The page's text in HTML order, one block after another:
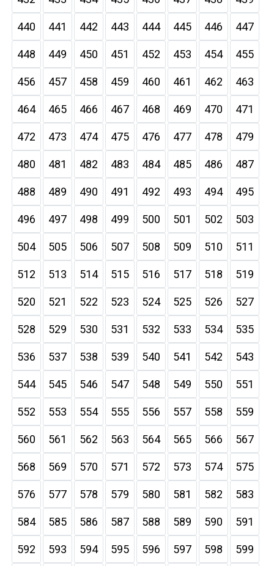
440 441 442 443 444 445 446 447
448 449 450 451 452 453 454 455
456 457 458 459 460 461 462 463
464 465 466 467 468 469 470 471
472 473 474 475 476 477 478 479
480 481 482 483 484 485 486 487
488 489 490 491 492 493 494 495
496 497 498 499 500 501 502 503
504 505 506 507 508 509 510 511
512 513 514 515 516 517 518 519
520 521 522 523 524 525 526 527
528 529 530 531 532 533 534 535
536 537 538 539 540 541 542 543
544 545 546 547 548 549 550 551
552 553 554 555 556 557 558 559
560 561 562 563 564 565 566 567
568 569 570 571 572 573 574 575
576 577 578 579 580 581 582 583
584 585 586 587 588 589 590 591
592 593 594 595 596 597 598 599